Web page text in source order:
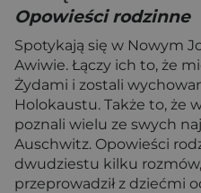
Opowieści rodzinne
Spotykają się w Nowym
Awiwie. Łączy ich to, że
Żydami i zostali
Holokaustu. Także to, że
poznali wielu ze swych
Auschwitz. Opowieści
dwudziestu kilku
przeprowadził z dziećmi